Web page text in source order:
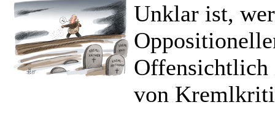
Unklar ist,
Offensichtlich
von